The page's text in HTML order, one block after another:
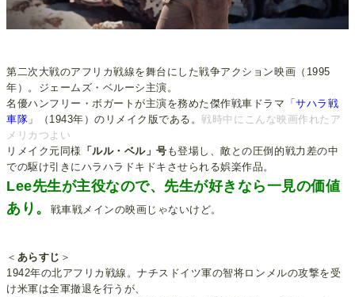
第二次大戦のアフリカ戦線を舞台にした戦争アクション映画（1995
年）。ジェームズ・ベルーシ主演。
名優ハンフリー・ボガートが主演を務めた傑作戦車ドラマ「サハラ戦
車隊 」（1943年）のリメイク版である。戦時中にこんな映画作れたア
メリカつよい
リメイク元同様 「ルル・ベル」号 も登場し、敵との圧倒的戦力差の中
での駆け引きにハラハラドキドキさせられる娯楽作品。
Lee先生が主役なので、先生が好きなら一見の価値
あり。
戦車戦メインの映画じゃないけど。
＜ あらすじ ＞
1942年の北アフリカ戦線。ナチスドイツ軍の智将ロンメルの攻撃を受
け米軍は全軍撤退を行うが、